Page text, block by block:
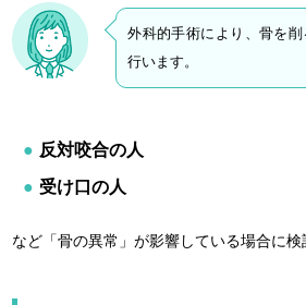
外科的手術により、骨を
行います。
反対咬合の人
受け口の人
など「骨の異常」が影響している場合に検